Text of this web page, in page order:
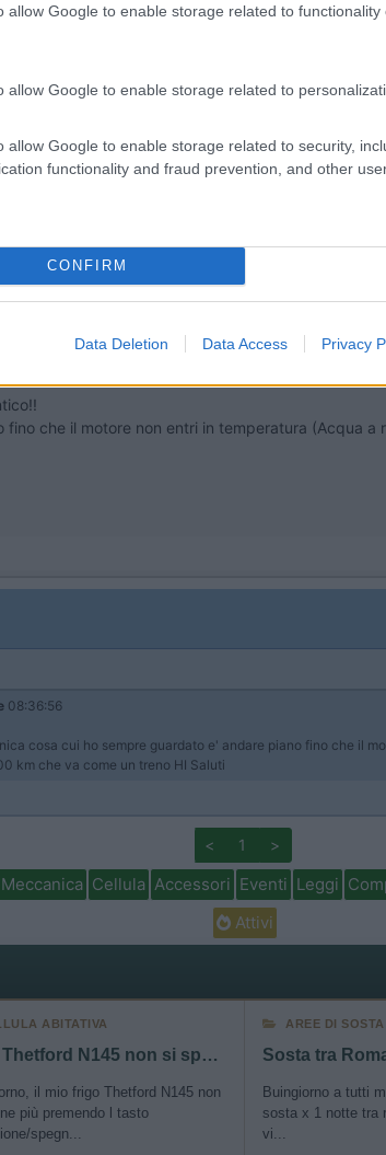
allow Google to enable storage related to functionality
allow Google to enable storage related to
allow Google to enable storage related to security,
functionality and fraud prevention, and other
CONFIRM
Data Deletion Data Access Privacy
Tour
non la sapevo questa cosa... sai mai avuto un
che il motore non entri in temperatura (Acqua
08:36:56
cosa cui ho sempre guardato e' andare piano fino che il
km che va come un treno HI Saluti
< 1 >
Meccanica Cellula Accessori Eventi Leggi
Attivi
ABITATIVA
Frigo Thetford N145 non si spegne
il mio frigo Thetford N145 non
più premendo l tasto
spegn...
AREE DI
Buingiorno a tutti
sosta x 1 notte tra
vi...